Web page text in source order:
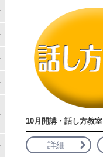
10月開講・話し方教室
詳細